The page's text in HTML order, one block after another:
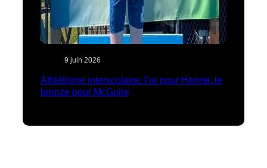
9 juin 2026
Athlétisme interscolaire: l’or pour Henrie, le
bronze pour McGuire